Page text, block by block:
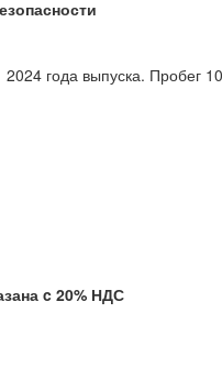
года выпуска. Пробег
c 20% НДС